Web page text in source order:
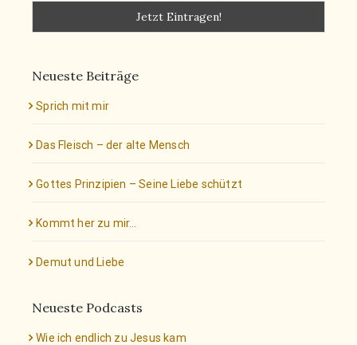
Neueste Beiträge
Sprich mit mir
Das Fleisch – der alte Mensch
Gottes Prinzipien – Seine Liebe schützt
Kommt her zu mir…
Demut und Liebe
Neueste Podcasts
Wie ich endlich zu Jesus kam